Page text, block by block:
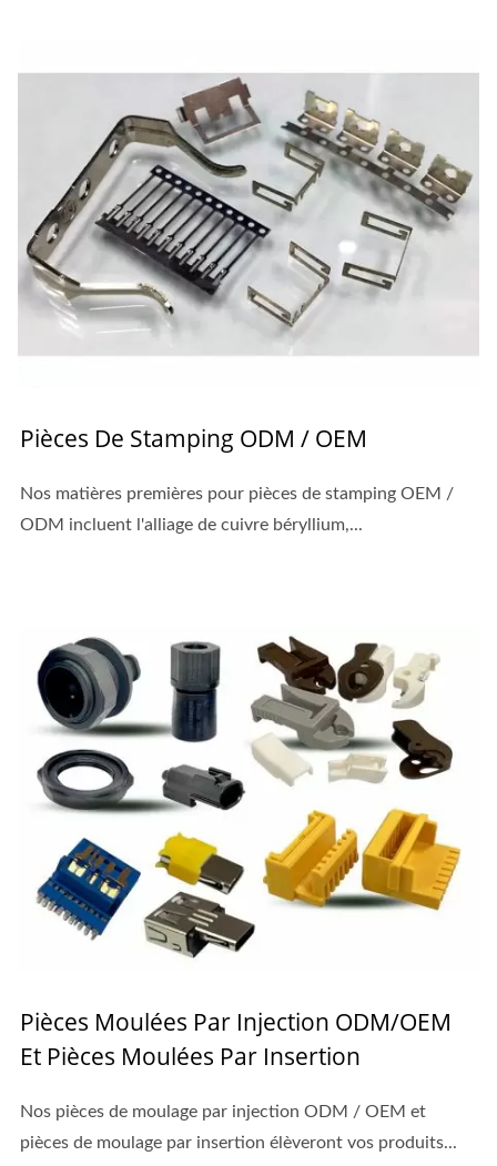
Pièces De Stamping ODM / OEM
Nos matières premières pour pièces de stamping OEM /
ODM incluent l'alliage de cuivre béryllium,...
Pièces Moulées Par Injection ODM/OEM
Et Pièces Moulées Par Insertion
Nos pièces de moulage par injection ODM / OEM et
pièces de moulage par insertion élèveront vos produits...